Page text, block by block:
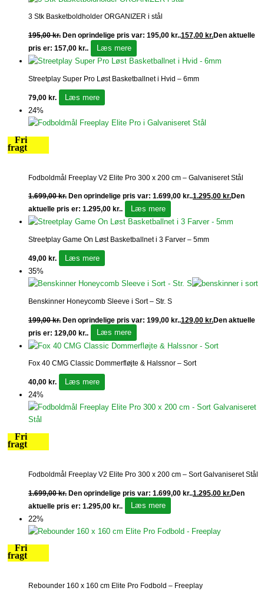
3 Stk Basketboldholder ORGANIZER i stål
195,00kr. Den oprindelige pris var: 195,00 kr..157,00 kr.Den aktuelle
pris er: 157,00 kr..
Læs mere
Streetplay Super Pro Løst Basketballnet i Hvid – 6mm
79,00 kr.
Læs mere
24%
Fri
fragt
Fodboldmål Freeplay V2 Elite Pro 300 x 200 cm – Galvaniseret Stål
1.699,00kr. Den oprindelige pris var: 1.699,00 kr..1.295,00 kr.Den
aktuelle pris er: 1.295,00 kr..
Læs mere
Streetplay Game On Løst Basketballnet i 3 Farver – 5mm
49,00 kr.
Læs mere
35%
Benskinner Honeycomb Sleeve i Sort – Str. S
199,00kr. Den oprindelige pris var: 199,00 kr..129,00 kr.Den aktuelle
pris er: 129,00 kr..
Læs mere
Fox 40 CMG Classic Dommerfløjte & Halssnor – Sort
40,00 kr.
Læs mere
24%
Fri
fragt
Fodboldmål Freeplay V2 Elite Pro 300 x 200 cm – Sort Galvaniseret Stål
1.699,00kr. Den oprindelige pris var: 1.699,00 kr..1.295,00 kr.Den
aktuelle pris er: 1.295,00 kr..
Læs mere
22%
Fri
fragt
Rebounder 160 x 160 cm Elite Pro Fodbold – Freeplay